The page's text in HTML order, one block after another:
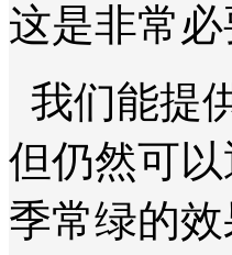
这是非常必
我们能提
但仍然可
季常绿的